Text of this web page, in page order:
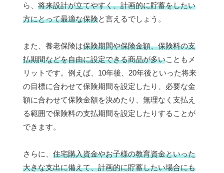
ら、 将来設計が立てやすく、計画的に貯蓄をしたい
方にとって最適な保険と言えるでしょう。
また、養老保険は保険期間や保険金額、保険料の支
払期間などを自由に設定できる商品が多いこともメ
リットです。例えば、10年後、20年後といった将来
の目標に合わせて保険期間を設定したり、必要な金
額に合わせて保険金額を決めたり、無理なく支払え
る範囲で保険料の支払期間を設定したりすることが
できます。
さらに、 住宅購入資金やお子様の教育資金といった
大きな支出に備えて、計画的に貯蓄したい場合にも